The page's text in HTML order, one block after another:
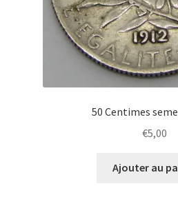
50 Centimes
€5,00
Ajouter au